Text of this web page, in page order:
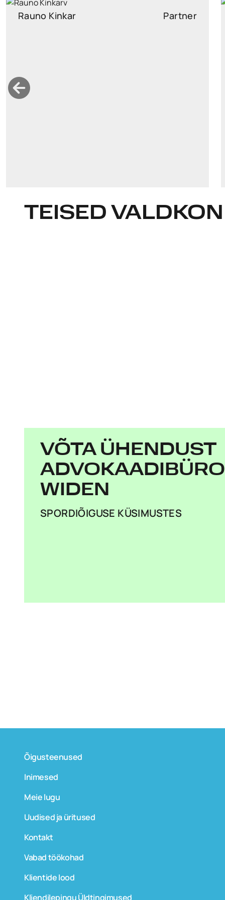
Rauno Kinkar Partner
TEISED
VÕTA ÜHENDUST
WIDEN
SPORDIÕIGUSE KÜSIMUSTES
Õigusteenused
Inimesed
Meie lugu
Uudised ja üritused
Kontakt
Vabad töökohad
Klientide lood
Kliendilepingu Üldtingimused